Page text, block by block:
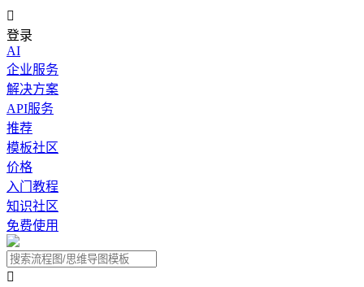

登录
AI
企业服务
解决方案
API服务
推荐
模板社区
价格
入门教程
知识社区
免费使用
